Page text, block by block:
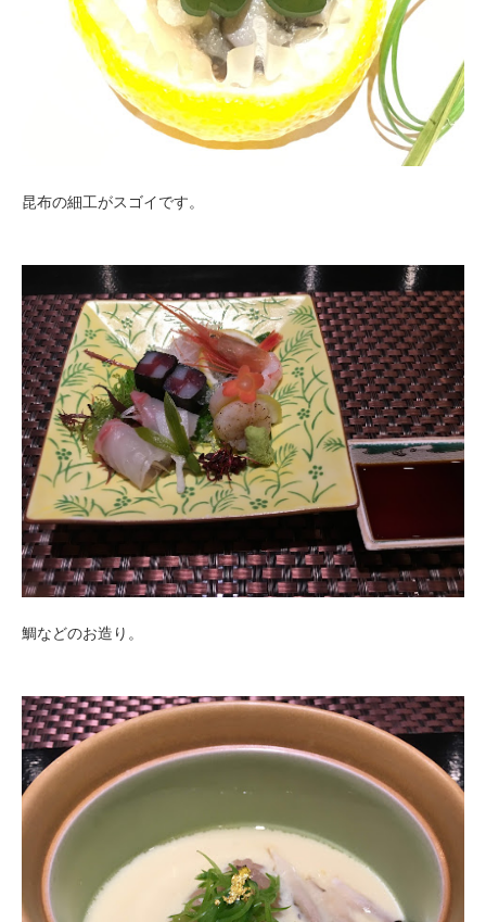
昆布の細工がスゴイです。
鯛などのお造り。